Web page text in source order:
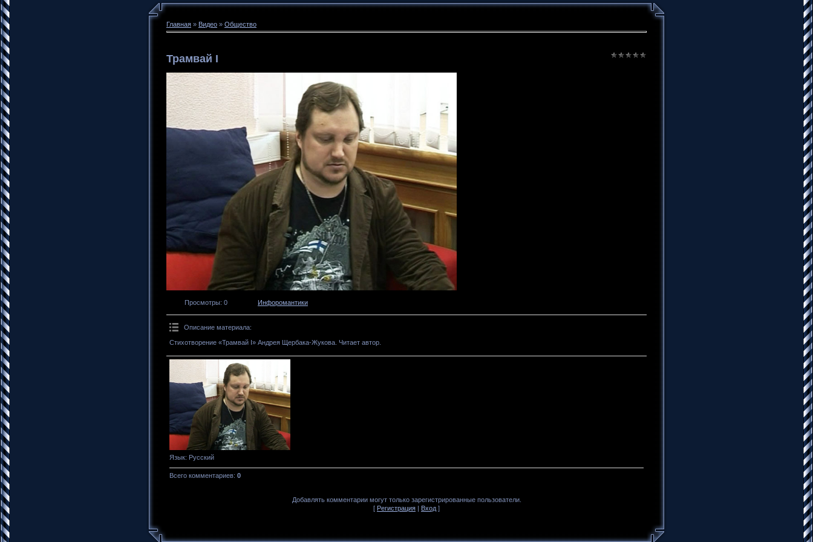
Главная » Видео » Общество
Трамвай I
Просмотры: 0 Инфоромантики
Описание материала:
Стихотворение «Трамвай I» Андрея Щербака-Жукова. Читает автор.
Язык: Русский
Всего комментариев: 0
Добавлять комментарии могут только зарегистрированные пользователи.
[ Регистрация | Вход ]